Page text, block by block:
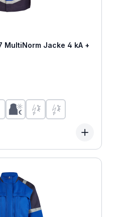
MultiNorm Jacke 4 kA +